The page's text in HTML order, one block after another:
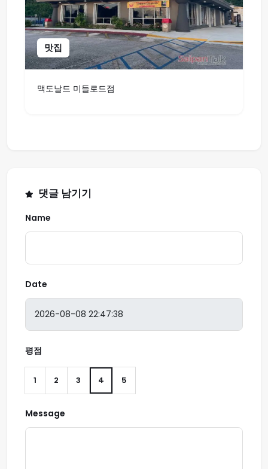
맛집
맥도날드 미들로드점
댓글 남기기
Name
Date
평점
1 2 3 4 5
Message